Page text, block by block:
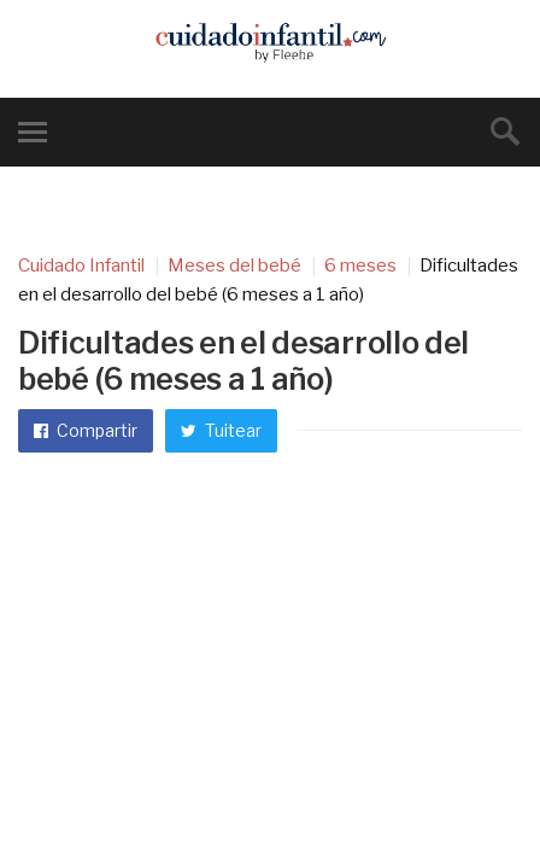
Cuidado Infantil Meses del bebé 6 meses
Dificultades
en el desarrollo del bebé (6 meses a 1 año)
Dificultades en el desarrollo del
bebé (6 meses a 1 año)
Compartir Tuitear